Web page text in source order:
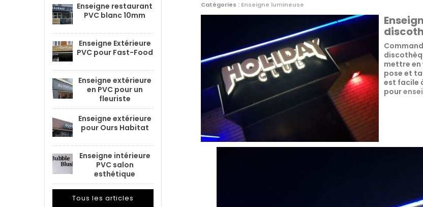
Enseigne restaurant
PVC blanc 10mm
Enseigne Extérieure
PVC pour Fast-Food
Enseigne extérieure
en PVC pour un
fleuriste
Enseigne extérieure
pour Ours Habitat
Enseigne intérieure
PVC salon
esthétique
Tous les articles
Catégories : Enseigne lumineuse
mettre en
pose et
est facile
pour